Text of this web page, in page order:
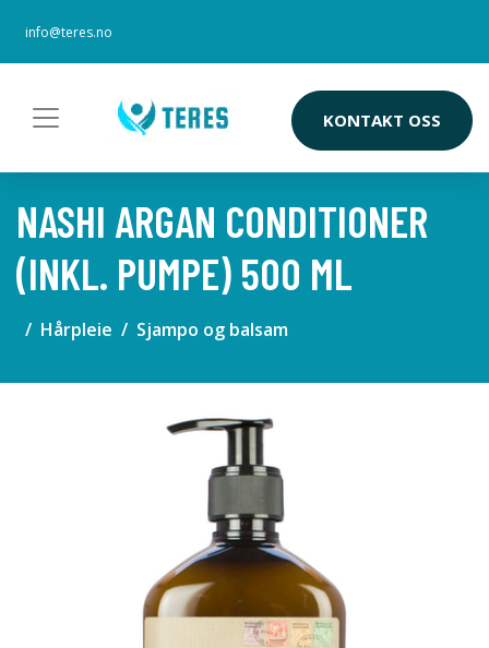
info@teres.no
KONTAKT OSS
NASHI ARGAN CONDITIONER
(INKL. PUMPE) 500 ML
Hårpleie Sjampo og balsam